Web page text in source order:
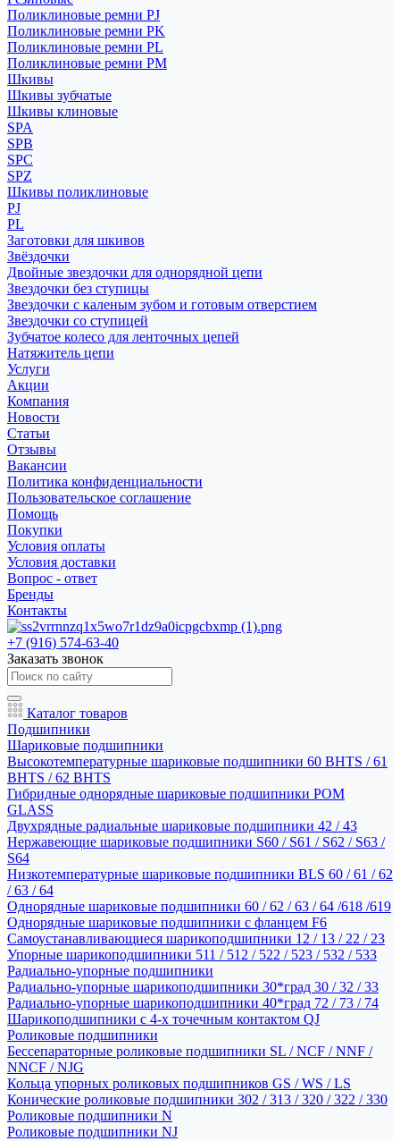
Поликлиновые ремни PJ
Поликлиновые ремни PK
Поликлиновые ремни PL
Поликлиновые ремни PM
Шкивы
Шкивы зубчатые
Шкивы клиновые
SPA
SPB
SPC
SPZ
Шкивы поликлиновые
PJ
PL
Заготовки для шкивов
Звёздочки
Двойные звездочки для однорядной цепи
Звездочки без ступицы
Звездочки с каленым зубом и готовым отверстием
Звездочки со ступицей
Зубчатое колесо для ленточных цепей
Натяжитель цепи
Услуги
Акции
Компания
Новости
Статьи
Отзывы
Вакансии
Политика конфиденциальности
Пользовательское соглашение
Помощь
Покупки
Условия оплаты
Условия доставки
Вопрос - ответ
Бренды
Контакты
+7 (916) 574-63-40
Заказать звонок
Каталог товаров
Подшипники
Шариковые подшипники
Высокотемпературные шариковые подшипники 60 BHTS / 61
BHTS / 62 BHTS
Гибридные однорядные шариковые подшипники POM
GLASS
Двухрядные радиальные шариковые подшипники 42 / 43
Нержавеющие шариковые подшипники S60 / S61 / S62 / S63 /
S64
Низкотемпературные шариковые подшипники BLS 60 / 61 / 62
/ 63 / 64
Однорядные шариковые подшипники 60 / 62 / 63 / 64 /618 /619
Однорядные шариковые подшипники с фланцем F6
Самоустанавливающиеся шарикоподшипники 12 / 13 / 22 / 23
Упорные шарикоподшипники 511 / 512 / 522 / 523 / 532 / 533
Радиально-упорные подшипники
Радиально-упорные шарикоподшипники 30*град 30 / 32 / 33
Радиально-упорные шарикоподшипники 40*град 72 / 73 / 74
Шарикоподшипники с 4-х точечным контактом QJ
Роликовые подшипники
Бессепараторные роликовые подшипники SL / NCF / NNF /
NNCF / NJG
Кольца упорных роликовых подшипников GS / WS / LS
Конические роликовые подшипники 302 / 313 / 320 / 322 / 330
Роликовые подшипники N
Роликовые подшипники NJ